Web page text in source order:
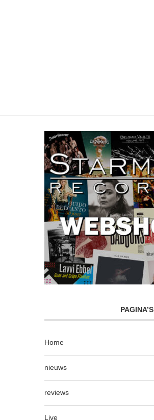
PAGINA’S
Home
nieuws
reviews
Live